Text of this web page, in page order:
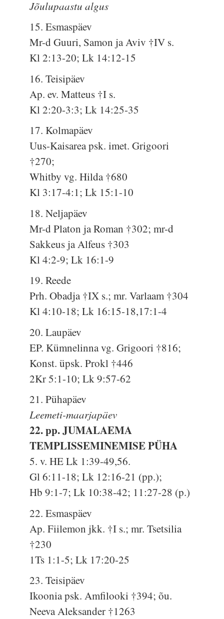
Jõulupaastu algus
15. Esmaspäev
Mr-d Guuri, Samon ja Aviv †IV s.
Kl 2:13-20; Lk 14:12-15
16. Teisipäev
Ap. ev. Matteus †I s.
Kl 2:20-3:3; Lk 14:25-35
17. Kolmapäev
Uus-Kaisarea psk. imet. Grigoori
†270;
Whitby vg. Hilda †680
Kl 3:17-4:1; Lk 15:1-10
18. Neljapäev
Mr-d Platon ja Roman †302; mr-d
Sakkeus ja Alfeus †303
Kl 4:2-9; Lk 16:1-9
19. Reede
Prh. Obadja †IX s.; mr. Varlaam †304
Kl 4:10-18; Lk 16:15-18,17:1-4
20. Laupäev
EP. Kümnelinna vg. Grigoori †816;
Konst. üpsk. Prokl †446
2Kr 5:1-10; Lk 9:57-62
21. Pühapäev
Leemeti-maarjapäev
22. pp. JUMALAEMA
TEMPLISSEMINEMISE PÜHA
5. v. HE Lk 1:39-49,56.
Gl 6:11-18; Lk 12:16-21 (pp.);
Hb 9:1-7; Lk 10:38-42; 11:27-28 (p.)
22. Esmaspäev
Ap. Fiilemon jkk. †I s.; mr. Tsetsilia
†230
1Ts 1:1-5; Lk 17:20-25
23. Teisipäev
Ikoonia psk. Amfilooki †394; õu.
Neeva Aleksander †1263